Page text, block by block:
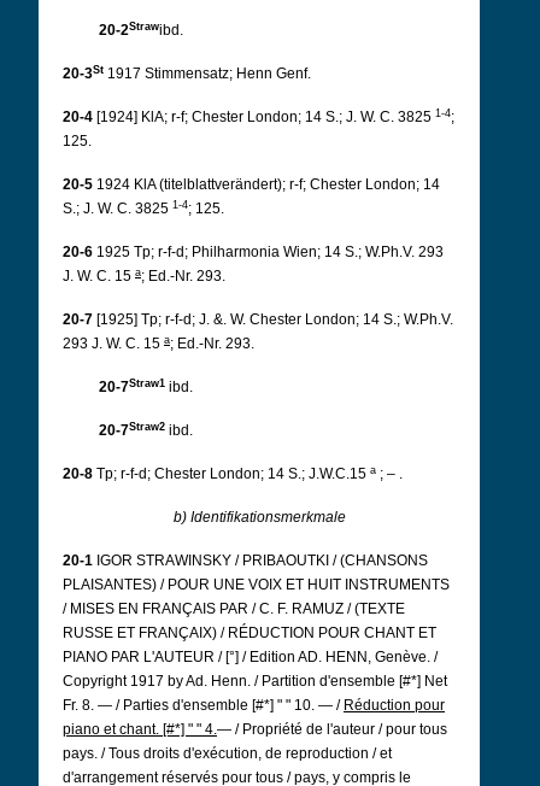
20-2Strawibd.
20-3St 1917 Stimmensatz; Henn Genf.
20-4 [1924] KlA; r-f; Chester London; 14 S.; J. W. C. 3825 1-4;
125.
20-5 1924 KlA (titelblattverändert); r-f; Chester London; 14
S.; J. W. C. 3825 1-4; 125.
20-6 1925 Tp; r-f-d; Philharmonia Wien; 14 S.; W.Ph.V. 293
J. W. C. 15 a; Ed.-Nr. 293.
20-7 [1925] Tp; r-f-d; J. &. W. Chester London; 14 S.; W.Ph.V.
293 J. W. C. 15 a; Ed.-Nr. 293.
20-7Straw1 ibd.
20-7Straw2 ibd.
20-8 Tp; r-f-d; Chester London; 14 S.; J.W.C.15 a ; – .
b) Identifikationsmerkmale
20-1 IGOR STRAWINSKY / PRIBAOUTKI / (CHANSONS
PLAISANTES) / POUR UNE VOIX ET HUIT INSTRUMENTS
/ MISES EN FRANÇAIS PAR / C. F. RAMUZ / (TEXTE
RUSSE ET FRANÇAIX) / RÉDUCTION POUR CHANT ET
PIANO PAR L'AUTEUR / [°] / Edition AD. HENN, Genève. /
Copyright 1917 by Ad. Henn. / Partition d'ensemble [#*] Net
Fr. 8. — / Parties d'ensemble [#*] " " 10. — / Réduction pour
piano et chant. [#*] " " 4.— / Propriété de l'auteur / pour tous
pays. / Tous droits d'exécution, de reproduction / et
d'arrangement réservés pour tous / pays, y compris le